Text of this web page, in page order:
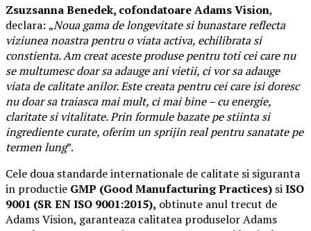
Zsuzsanna Benedek, cofondatoare Adams Vision,
declara: „Noua gama de longevitate si bunastare reflecta
viziunea noastra pentru o viata activa, echilibrata si
constienta. Am creat aceste produse pentru toti cei care nu
se multumesc doar sa adauge ani vietii, ci vor sa adauge
viata de calitate anilor. Este creata pentru cei care isi doresc
nu doar sa traiasca mai mult, ci mai bine – cu energie,
claritate si vitalitate. Prin formule bazate pe stiinta si
ingrediente curate, oferim un sprijin real pentru sanatate pe
termen lung”.
Cele doua standarde internationale de calitate si siguranta
in productie GMP (Good Manufacturing Practices) siISO
9001 (SR EN ISO 9001:2015), obtinute anul trecut de
Adams Vision, garanteaza calitatea produselor Adams